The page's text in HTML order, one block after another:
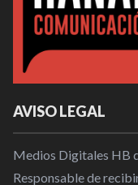
AVISO LEGAL
Medios Digitales HB
Responsable de